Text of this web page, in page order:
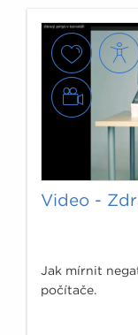
Video -
Jak mírnit
počítače.